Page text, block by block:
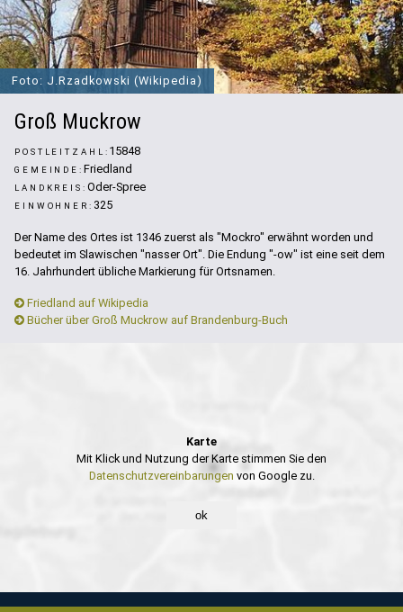
Foto: J.Rzadkowski (Wikipedia)
Groß Muckrow
POSTLEITZAHL: 15848
GEMEINDE: Friedland
LANDKREIS: Oder-Spree
EINWOHNER: 325
Der Name des Ortes ist 1346 zuerst als "Mockro" erwähnt worden und
bedeutet im Slawischen "nasser Ort". Die Endung "-ow" ist eine seit dem
16. Jahrhundert übliche Markierung für Ortsnamen.
Friedland auf Wikipedia
Bücher über Groß Muckrow auf Brandenburg-Buch
Karte
Mit Klick und Nutzung der Karte stimmen Sie den
Datenschutzvereinbarungen von Google zu.
ok